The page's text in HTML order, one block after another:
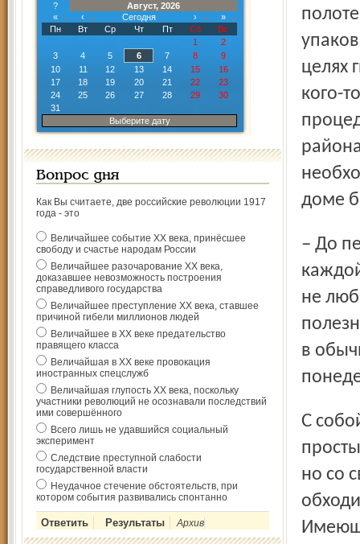
?
Август, 2026
«
‹ Сегодня ›
»
Пн
Вт Ср Чт Пт Сб
Вс
1
2
3
4 5 6 7 8
9
10
11 12 13 14 15
16
17
18 19 20 21 22
23
24
25 26 27 28 29
30
31
Выберите дату
Вопрос дня
Как Вы считаете, две российские революции 1917
года - это
Величайшее событие ХХ века, принёсшее
свободу и счастье народам России
Величайшее разочарование ХХ века,
доказавшее невозможность построения
справедливого государства
Величайшее преступление ХХ века, ставшее
причиной гибели миллионов людей
Величайшее в ХХ веке предательство
правящего класса
Величайшая в ХХ веке провокация
иностранных спецслужб
Величайшая глупость ХХ века, поскольку
участники революций не осознавали последствий
ими совершённого
Всего лишь не удавшийся социальный
эксперимент
Следствие преступной слабости
государственной власти
Неудачное стечение обстоятельств, при
котором события развивались спонтанно
Архив
целях
кого-
доме
– До пенсии, пока работала, мылась на заводе. После
не
в
С собой Елизавета Петровна берёт тазик, полотенце,
но со